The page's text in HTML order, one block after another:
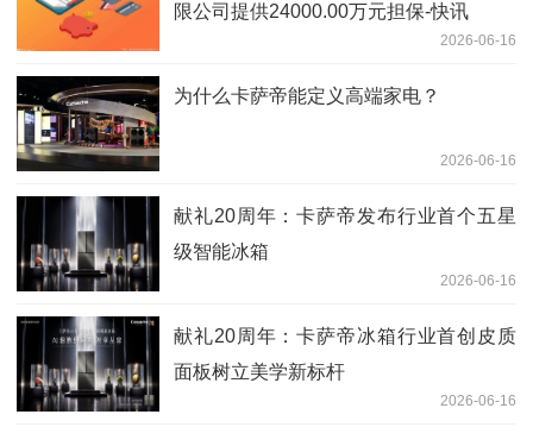
限公司提供24000.00万元担保-快讯
2026-06-16
为什么卡萨帝能定义高端家电？
2026-06-16
献礼20周年：卡萨帝发布行业首个五星
级智能冰箱
2026-06-16
献礼20周年：卡萨帝冰箱行业首创皮质
面板树立美学新标杆
2026-06-16